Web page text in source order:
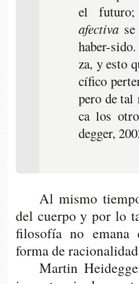
el
afectiva
haber-​
za, y esto
cí­fi­co
pero de
ca los
deg­ger,
Al mismo
del cuer­po y por lo
filo­so­fía no emana
forma de
Mar­tin